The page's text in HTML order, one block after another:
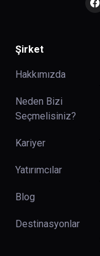
Şirket
Hakkımızda
Neden Bizi
Seçmelisiniz?
Kariyer
Yatırımcılar
Blog
Destinasyonlar